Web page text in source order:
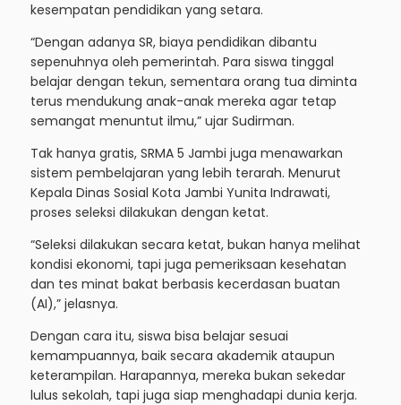
kesempatan pendidikan yang setara.
“Dengan adanya SR, biaya pendidikan dibantu
sepenuhnya oleh pemerintah. Para siswa tinggal
belajar dengan tekun, sementara orang tua diminta
terus mendukung anak-anak mereka agar tetap
semangat menuntut ilmu,” ujar Sudirman.
Tak hanya gratis, SRMA 5 Jambi juga menawarkan
sistem pembelajaran yang lebih terarah. Menurut
Kepala Dinas Sosial Kota Jambi Yunita Indrawati,
proses seleksi dilakukan dengan ketat.
“Seleksi dilakukan secara ketat, bukan hanya melihat
kondisi ekonomi, tapi juga pemeriksaan kesehatan
dan tes minat bakat berbasis kecerdasan buatan
(AI),” jelasnya.
Dengan cara itu, siswa bisa belajar sesuai
kemampuannya, baik secara akademik ataupun
keterampilan. Harapannya, mereka bukan sekedar
lulus sekolah, tapi juga siap menghadapi dunia kerja.